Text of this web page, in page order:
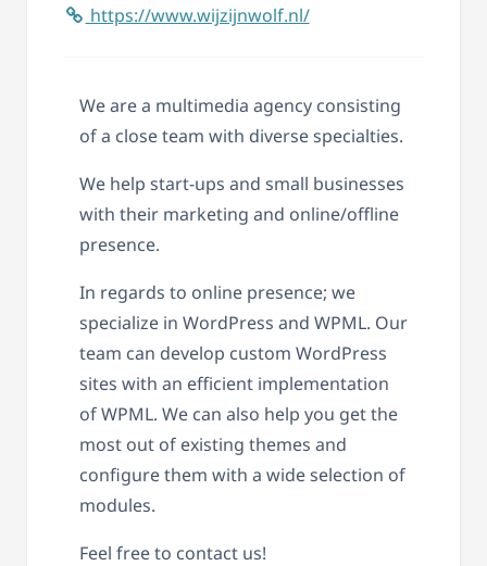
https://www.wijzijnwolf.nl/
We are a multimedia agency consisting
of a close team with diverse specialties.
We help start-ups and small businesses
with their marketing and online/offline
presence.
In regards to online presence; we
specialize in WordPress and WPML. Our
team can develop custom WordPress
sites with an efficient implementation
of WPML. We can also help you get the
most out of existing themes and
configure them with a wide selection of
modules.
Feel free to contact us!